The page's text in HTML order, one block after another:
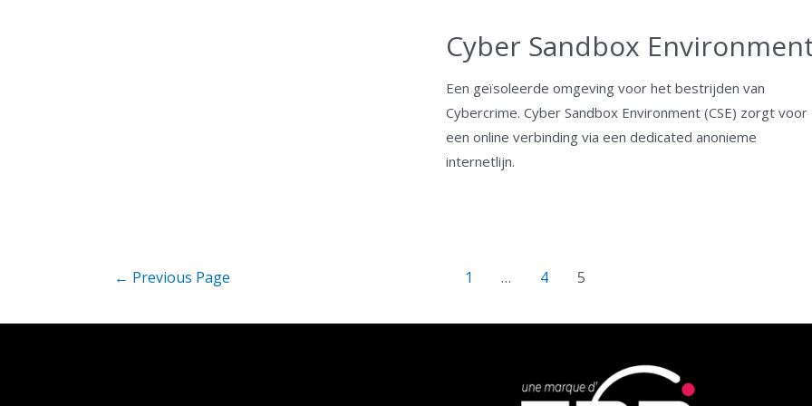
Cyber Sandbox
Een geïsoleerde omgeving voor het bestrijden van
Cybercrime. Cyber Sandbox Environment (CSE) zorgt voor
een online verbinding via een dedicated anonieme
internetlijn.
← Previous Page 1 … 4 5